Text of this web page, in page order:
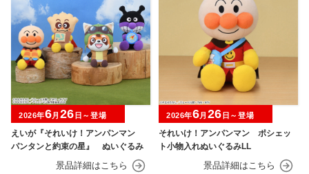
えいが『それいけ！アンパンマン
パンタンと約束の星』 ぬいぐるみ
2026年6月 26 日～登場
それいけ！アンパンマン ポシェッ
ト小物入れぬいぐるみLL
2026年6月 26 日～登場